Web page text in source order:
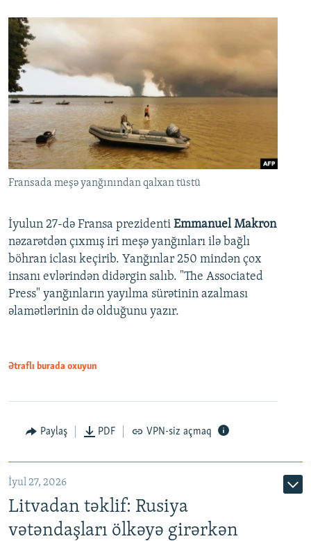
Fransada meşə yanğınından qalxan tüstü
İyulun 27-də Fransa prezidenti Emmanuel Makron
nəzarətdən çıxmış iri meşə yanğınları ilə bağlı
böhran iclası keçirib. Yanğınlar 250 mindən çox
insanı evlərindən didərgin salıb. "The Associated
Press" yanğınların yayılma sürətinin azalması
əlamətlərinin də olduğunu yazır.
Ətraflı burada oxuyun
Paylaş PDF VPN-siz açmaq
İyul 27, 2026
Litvadan təklif: Rusiya
vətəndaşları ölkəyə girərkən